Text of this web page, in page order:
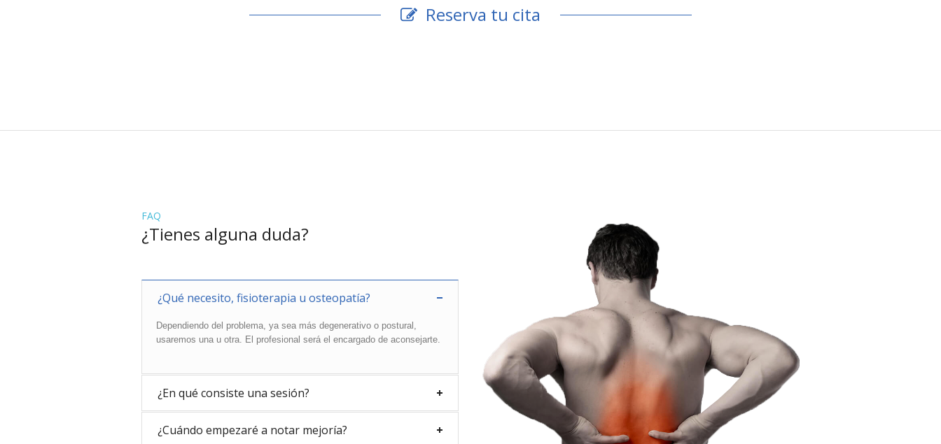
Reserva tu cita
FAQ
¿Tienes alguna duda?
¿Qué necesito, fisioterapia u osteopatía?
Dependiendo del problema, ya sea más degenerativo o postural,
usaremos una u otra. El profesional será el encargado de aconsejarte.
¿En qué consiste una sesión?
¿Cuándo empezaré a notar mejoría?